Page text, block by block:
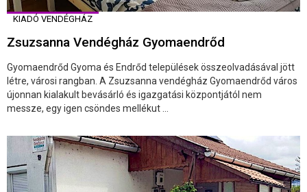
KIADÓ VENDÉGHÁZ
Zsuzsanna Vendégház Gyomaendrőd
Gyomaendrőd Gyoma és Endrőd települések összeolvadásával jött
létre, városi rangban. A Zsuzsanna vendégház Gyomaendrőd város
újonnan kialakult bevásárló és igazgatási központjától nem
messze, egy igen csöndes mellékut ...